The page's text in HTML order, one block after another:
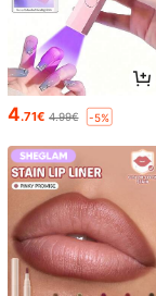
4.71€ 4.99€ -5%